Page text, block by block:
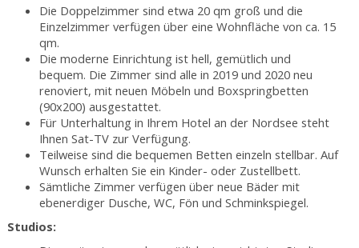
Die Doppelzimmer sind etwa 20 qm groß und die
Einzelzimmer verfügen über eine Wohnfläche von ca. 15
qm.
Die moderne Einrichtung ist hell, gemütlich und
bequem. Die Zimmer sind alle in 2019 und 2020 neu
renoviert, mit neuen Möbeln und Boxspringbetten
(90x200) ausgestattet.
Für Unterhaltung in Ihrem Hotel an der Nordsee steht
Ihnen Sat-TV zur Verfügung.
Teilweise sind die bequemen Betten einzeln stellbar. Auf
Wunsch erhalten Sie ein Kinder- oder Zustellbett.
Sämtliche Zimmer verfügen über neue Bäder mit
ebenerdiger Dusche, WC, Fön und Schminkspiegel.
Studios: